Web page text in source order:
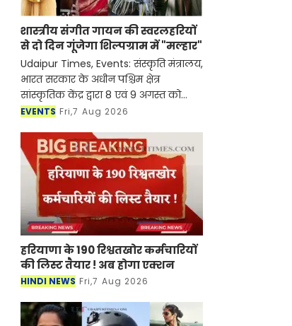
शास्त्रीय संगीत गायन की स्वरलहरियों
से दो दिन गूंजेगा शिल्पग्राम में "मल्हार"
Udaipur Times, Events: संस्कृति मंत्रालय,
भारत सरकार के अधीन पश्चिम क्षेत्र
सांस्कृतिक केंद्र द्वारा 8 एवं 9 अगस्त को
शिल्पग्राम स्थित दर्पण सभागार में दो दिवसीय
EVENTS Fri,7 Aug 2026
हरियाणा के 190 रिश्वतखोर कर्मचारियों
की लिस्ट तैयार ! अब होगा एक्शन
HINDI NEWS Fri,7 Aug 2026